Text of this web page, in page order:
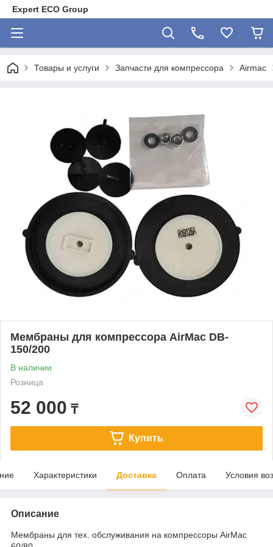
Expert ECO Group
Товары и услуги Запчасти для компрессора Airmac
Мембраны для компрессора AirMac DB-
150/200
В наличии
Розница
52 000 ₸
Купить
Характеристики Доставка Оплата Условия
Описание
Мембраны для тех. обслуживания на компрессоры AirMac